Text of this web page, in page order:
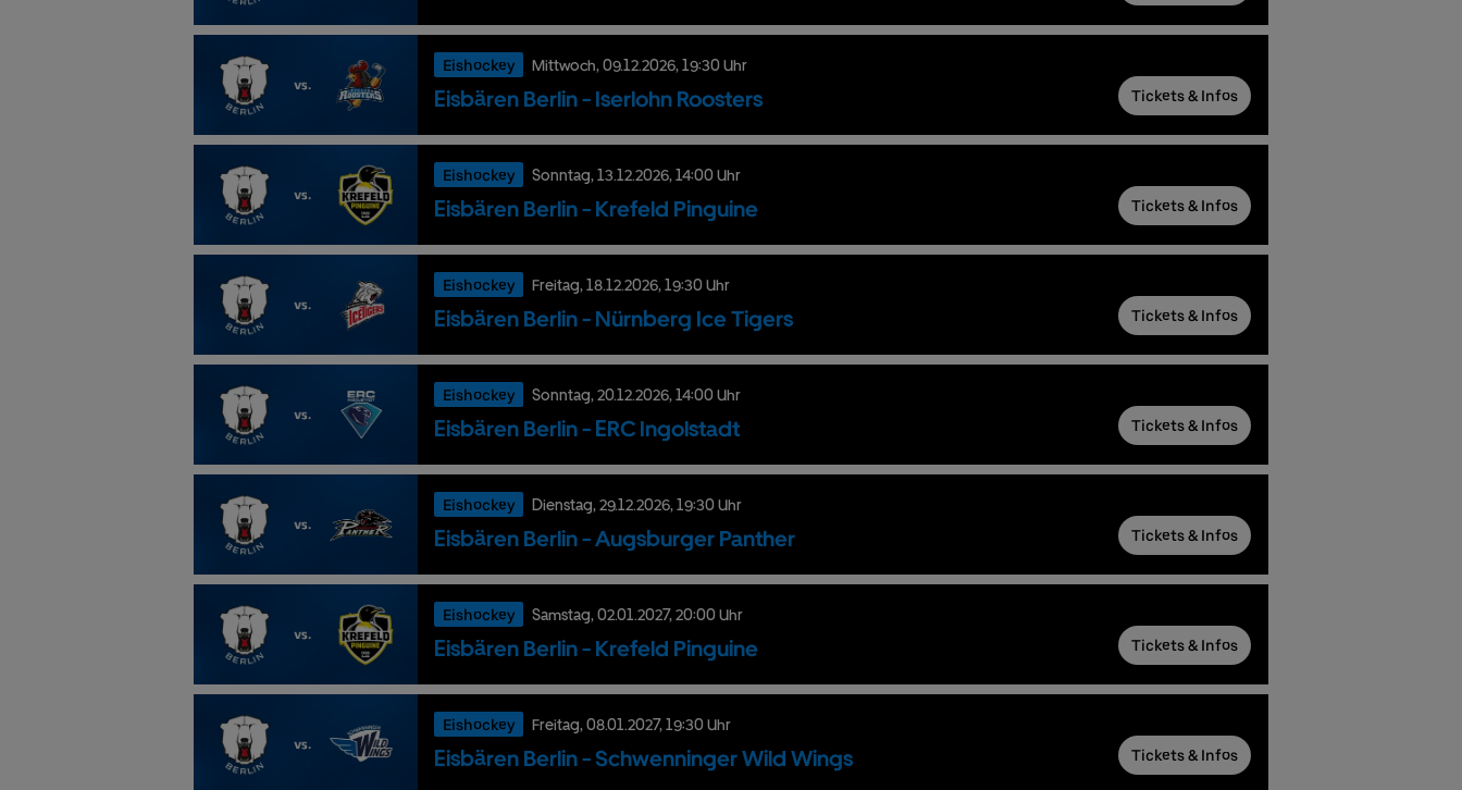
Eishockey Mittwoch,09.12.2026,19:30 Uhr
Eisbären Berlin - Iserlohn Roosters Tickets & Infos
Eishockey Sonntag,13.12.2026,14:00 Uhr
Eisbären Berlin - Krefeld Pinguine Tickets & Infos
Eishockey Freitag,18.12.2026,19:30 Uhr
Eisbären Berlin - Nürnberg Ice Tigers Tickets & Infos
Eishockey Sonntag,20.12.2026,14:00 Uhr
Eisbären Berlin - ERC Ingolstadt Tickets & Infos
Eishockey Dienstag,29.12.2026,19:30 Uhr
Eisbären Berlin - Augsburger Panther Tickets & Infos
Eishockey Samstag,02.01.2027,20:00 Uhr
Eisbären Berlin - Krefeld Pinguine Tickets & Infos
Eishockey Freitag,08.01.2027,19:30 Uhr
Eisbären Berlin - Schwenninger Wild Wings Tickets & Infos